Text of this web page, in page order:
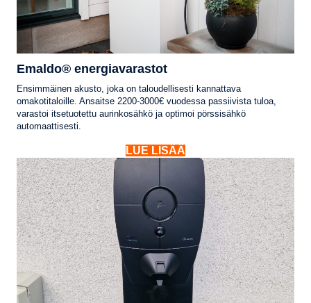
Emaldo® energiavarastot
Ensimmäinen akusto, joka on taloudellisesti kannattava
omakotitaloille. Ansaitse 2200-3000€ vuodessa passiivista tuloa,
varastoi itsetuotettu aurinkosähkö ja optimoi pörssisähkö
automaattisesti.
LUE LISÄÄ